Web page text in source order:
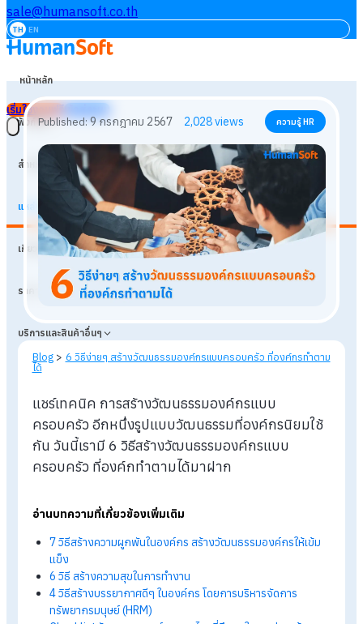
sale@humansoft.co.th
TH EN
หน้าหลัก
ฟังก์ชัน
สำหรับธุรกิจ
แหล่งเรียนรู้
เกี่ยวกับเรา
ราคา
บริการและสินค้าอื่นๆ
เริ่มใช้งานฟรี
Published:9 กรกฎาคม 2567 2,028views
Blog > 6 วิธีง่ายๆ สร้างวัฒนธรรมองค์กรแบบครอบครัว ที่องค์กรทำ
แชร์เทคนิค การสร้างวัฒนธรรมองค์กรแบบ
ครอบครัว อีกหนึ่งรูปแบบวัฒนธรรมที่องค์กรนิยม
กัน วันนี้เรามี 6 วิธีสร้างวัฒนธรรมองค์กรแบบ